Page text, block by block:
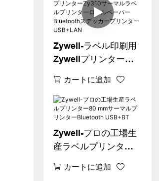
ッカープリンター販
売USB+LAN
Zywell-ラベル印刷用
Zywellプリンター
プリンターロールペ
ーパーBluetoothステ
ッカープリンター
USB+LAN
カートに追加
Zywell-プロの工場生
産ラベルプリンター
ンターBluetooth
カートに追加